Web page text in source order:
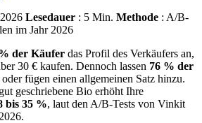
Lesedauer : 5 Min. Methode : A/B-
im Jahr 2026
der Käufer das Profil des Verkäufers an,
30 € kaufen. Dennoch lassen 76 % der
fügen einen allgemeinen Satz hinzu.
geschriebene Bio erhöht Ihre
bis 35 %, laut den A/B-Tests von Vinkit